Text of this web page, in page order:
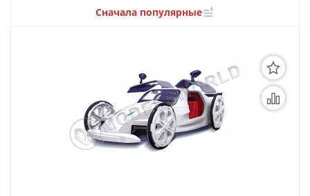
Литература для моделиста
Готовые модели
Специальные товары
Сначала популярные